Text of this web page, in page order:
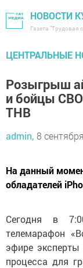
НОВОСТИ
Газета "Трудовая
ЦЕНТРАЛЬНЫЕ
Розыгрыш
и бойцы
ТНВ
admin, 8
На данный
обладателей
Сегодня в
телемарафон
эфире эксперты
процесса для